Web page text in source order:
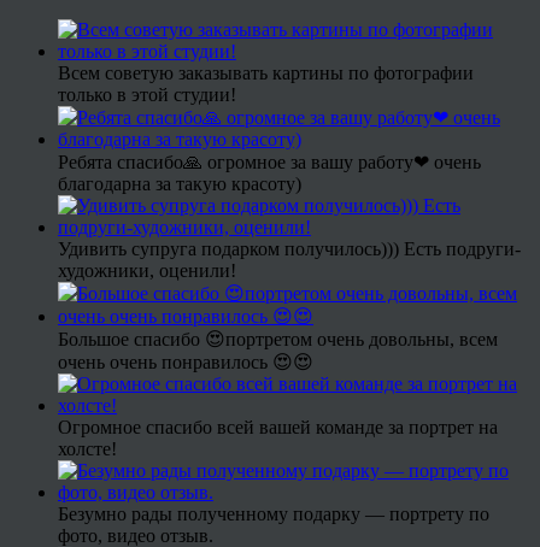
Всем советую заказывать картины по фотографии
только в этой студии!
Ребята спасибо🙏 огромное за вашу работу❤ очень
благодарна за такую красоту)
Удивить супруга подарком получилось))) Есть подруги-
художники, оценили!
Большое спасибо 😍портретом очень довольны, всем
очень очень понравилось 😍😍
Огромное спасибо всей вашей команде за портрет на
холсте!
Безумно рады полученному подарку — портрету по
фото, видео отзыв.